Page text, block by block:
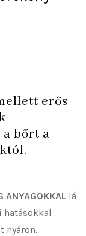
erős
bőrt a
ANYAGOKKAL lá
hatásokkal
nyáron.